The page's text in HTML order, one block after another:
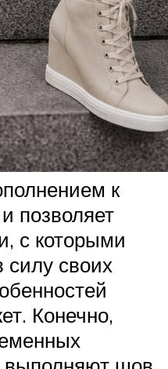
к
позволяет
с которыми
своих
Конечно,